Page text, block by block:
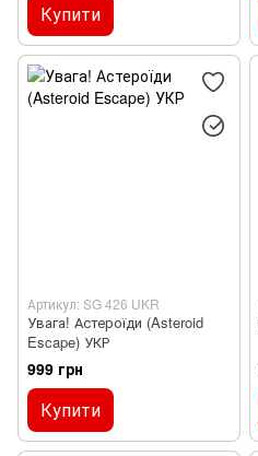
Купити
Артикул: SG 426 UKR
Увага! Астероїди (Asteroid
Escape) УКР
999 грн
Купити